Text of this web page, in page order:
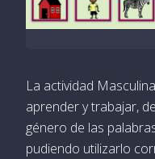
La actividad
aprender y trabajar,
género de las
pudiendo utilizarlo